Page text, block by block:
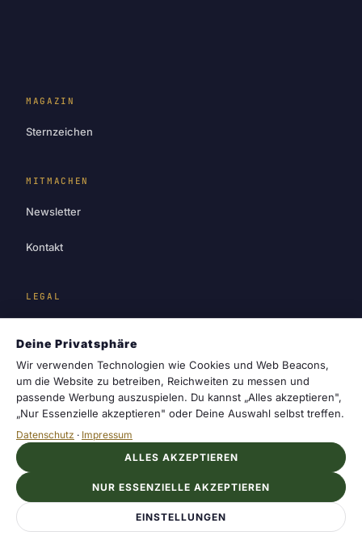
MAGAZIN
Sternzeichen
MITMACHEN
Newsletter
Kontakt
LEGAL
Datenschutz
Cookie-Einstellungen
© 2026 cosmotrail. Dein Magazin für
Sternzeichen, Horoskope und die Geheimnisse
des Sternenhimmels
Deine Privatsphäre
Wir verwenden Technologien wie Cookies und Web Beacons,
um die Website zu betreiben, Reichweiten zu messen und
passende Werbung auszuspielen. Du kannst „Alles akzeptieren",
„Nur Essenzielle akzeptieren" oder Deine Auswahl selbst treffen.
Datenschutz · Impressum
EINSTELLUNGEN
NUR ESSENZIELLE AKZEPTIEREN
ALLES AKZEPTIEREN